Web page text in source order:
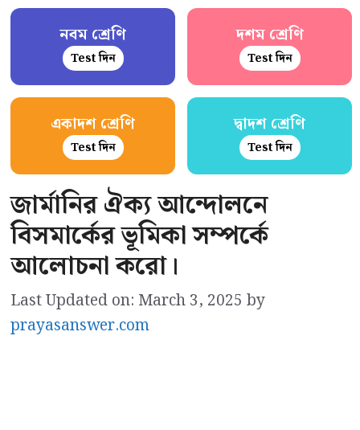
নবম শ্রেণি
Test দিন
দশম শ্রেণি
Test দিন
একাদশ শ্রেণি
Test দিন
দ্বাদশ শ্রেণি
Test দিন
জার্মানির ঐক্য আন্দোলনে
বিসমার্কের ভূমিকা সম্পর্কে
আলোচনা করো।
Last Updated on: March 3, 2025 by
prayasanswer.com